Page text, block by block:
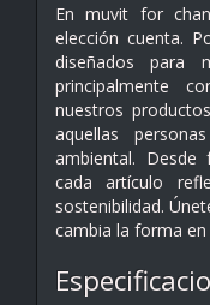
En muvit for
elección cuenta.
diseñados para
principalmente
nuestros
aquellas
ambiental. Desde
cada artículo
sostenibilidad.
cambia la forma